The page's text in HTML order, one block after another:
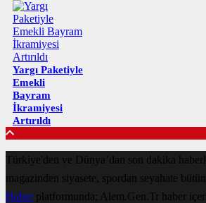
Yargı Paketiyle
Emekli
Bayram
İkramiyesi
Artırıldı
Türkiye'den ve Dünya’dan son dakika
magazinden siyasete, spordan seyahate
Haberplatformunda; Alem.Gen.Tr haber